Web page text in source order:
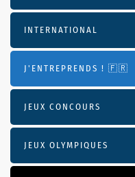
INTERNATIONAL
J'ENTREPRENDS ! 🇫🇷
JEUX CONCOURS
JEUX OLYMPIQUES